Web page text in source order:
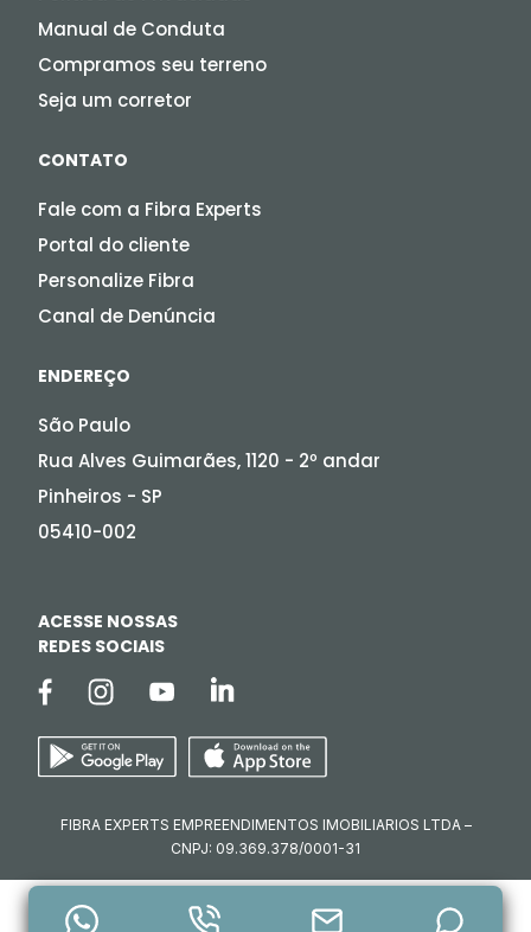
Manual de Conduta
Compramos seu terreno
Seja um corretor
CONTATO
Fale com a Fibra Experts
Portal do cliente
Personalize Fibra
Canal de Denúncia
ENDEREÇO
São Paulo
Rua Alves Guimarães, 1120 - 2º andar
Pinheiros - SP
05410-002
ACESSE NOSSAS
REDES SOCIAIS
FIBRA EXPERTS EMPREENDIMENTOS IMOBILIARIOS LTDA –
CNPJ: 09.369.378/0001-31